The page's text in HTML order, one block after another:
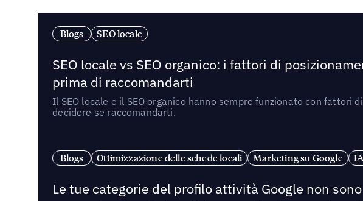
Blogs SEO locale
SEO locale vs SEO organico: i fattori di
prima di raccomandarti
Il SEO locale e il SEO organico hanno sempre funzionato con
decidere se raccomandarti.
Blogs Ottimizzazione delle schede locali Marketing su Google
Le tue categorie del profilo attività Google non